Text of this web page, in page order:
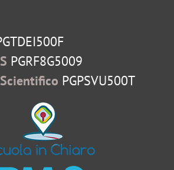
PGRF8G5009
PGPSVU500T